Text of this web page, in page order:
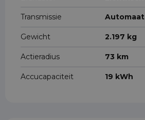
Transmissie Automaat
Gewicht 2.197 kg
Actieradius 73 km
Accucapaciteit 19 kWh